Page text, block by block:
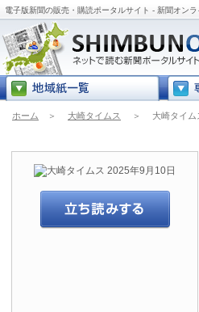
電子版新聞の販売・購読ポータルサイト - 新聞オン
ホーム ＞ 大崎タイムス ＞ 大崎タイム